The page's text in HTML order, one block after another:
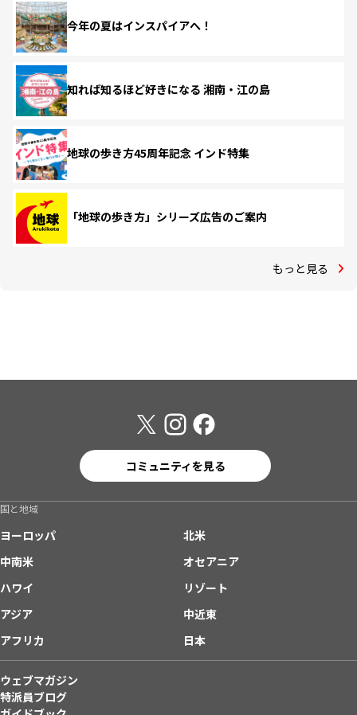
今年の夏はインスパイアへ！
知れば知るほど好きになる 湘南・江の島
地球の歩き方45周年記念 インド特集
「地球の歩き方」シリーズ広告のご案内
もっと見る
コミュニティを見る
国と地域
ヨーロッパ
北米
中南米
オセアニア
ハワイ
リゾート
アジア
中近東
アフリカ
日本
ウェブマガジン
特派員ブログ